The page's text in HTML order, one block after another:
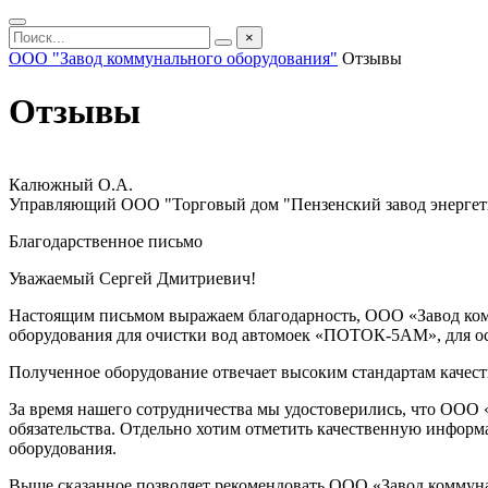
×
ООО "Завод коммунального оборудования" Отзывы
Отзывы
Калюжный О.А.
Управляющий ООО "Торговый дом "Пензенский завод
Благодарственное письмо
Уважаемый Сергей Дмитриевич!
Настоящим письмом выражаем благодарность, ООО «Завод
оборудования для очистки вод автомоек «ПОТОК-5АМ», для
Полученное оборудование отвечает высоким стандартам
За время нашего сотрудничества мы удостоверились, что
обязательства. Отдельно хотим отметить качественную
оборудования.